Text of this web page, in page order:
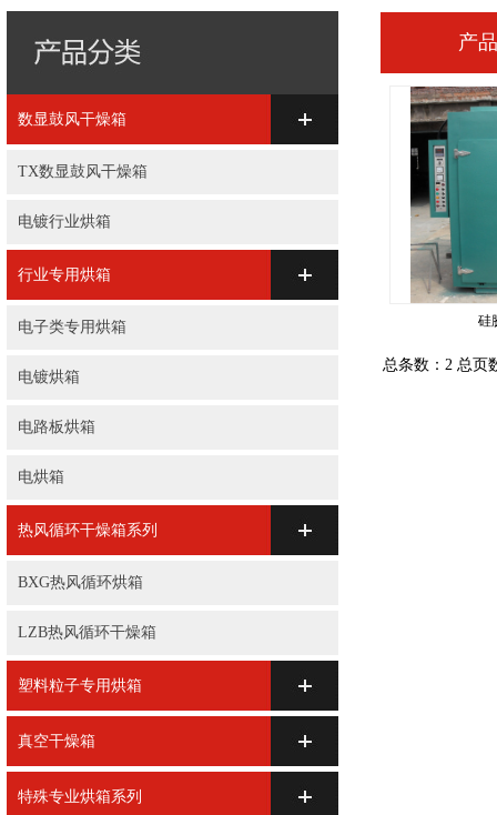
数显鼓风干燥箱
TX数显鼓风干燥箱
电镀行业烘箱
行业专用烘箱
电子类专用烘箱
电镀烘箱
电路板烘箱
电烘箱
热风循环干燥箱系列
BXG热风循环烘箱
LZB热风循环干燥箱
塑料粒子专用烘箱
真空干燥箱
特殊专业烘箱系列
产
硅
总条数：2 总页